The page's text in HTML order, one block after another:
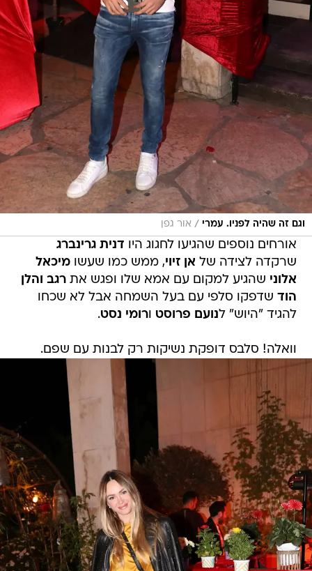
וגם זה שהיה לפניו. עמרי / אור גפן
אורחים נוספים שהגיעו לחגוג היו דנית גרינברג
שרקדה לצידה של אן זיוי, ממש כמו שעשומיכאל
אלוני שהגיע למקום עם אמא שלו ופגש אתרגב והלן
הוד שדפקו סלפי עם בעל השמחה אבל לא שכחו
להגיד "היוש" לנועם פרוסט ורומי נסט.
וואלה! סלבס דופקת נשיקות רק לבנות עם שפם.